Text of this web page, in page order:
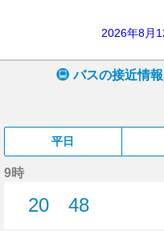
2026年8月
バスの接近情報
平日
9時
20
48